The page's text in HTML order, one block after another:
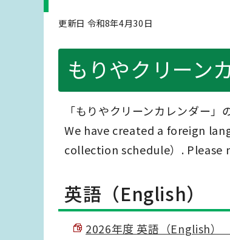
更新日 令和8年4月30日
もりやクリーン
「もりやクリーンカレンダー
We have created a foreign
collection schedule）. Please
英語（English）
2026年度 英語（English）